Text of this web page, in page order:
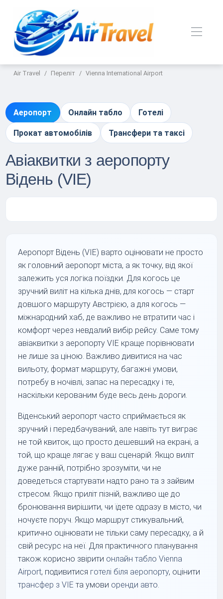
Air Travel Переліт Vienna International Airport
Аеропорт Онлайн табло Готелі
Прокат автомобілів Трансфери та таксі
Авіаквитки з аеропорту
Відень (VIE)
Аеропорт Відень (VIE) варто оцінювати не просто
як головний аеропорт міста, а як точку, від якої
залежить уся логіка поїздки. Для когось це
зручний виліт на кілька днів, для когось — старт
довшого маршруту Австрією, а для когось —
міжнародний хаб, де важливо не втратити час і
комфорт через невдалий вибір рейсу. Саме тому
авіаквитки з аеропорту VIE краще порівнювати
не лише за ціною. Важливо дивитися на час
вильоту, формат маршруту, багажні умови,
потребу в ночівлі, запас на пересадку і те,
наскільки керованим буде весь день дороги.
Віденський аеропорт часто сприймається як
зручний і передбачуваний, але навіть тут виграє
не той квиток, що просто дешевший на екрані, а
той, що краще лягає у ваш сценарій. Якщо виліт
дуже ранній, потрібно зрозуміти, чи не
доведеться стартувати надто рано та з зайвим
стресом. Якщо приліт пізній, важливо ще до
бронювання вирішити, чи їдете одразу в місто, чи
ночуєте поруч. Якщо маршрут стикувальний,
критично оцінювати не тільки саму пересадку, а й
свій ресурс на неї. Для практичного планування
також корисно звірити онлайн табло Vienna
Airport, подивитися готелі біля аеропорту, оцінити
трансфер з VIE та умови оренди авто